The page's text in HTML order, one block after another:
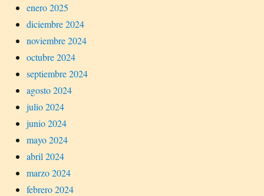
enero 2025
diciembre 2024
noviembre 2024
octubre 2024
septiembre 2024
agosto 2024
julio 2024
junio 2024
mayo 2024
abril 2024
marzo 2024
febrero 2024